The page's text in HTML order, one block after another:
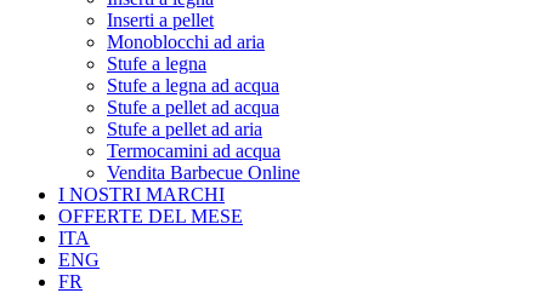
Inserti a pellet
Monoblocchi ad aria
Stufe a legna
Stufe a legna ad acqua
Stufe a pellet ad acqua
Stufe a pellet ad aria
Termocamini ad acqua
Vendita Barbecue Online
I NOSTRI MARCHI
OFFERTE DEL MESE
ITA
ENG
FR